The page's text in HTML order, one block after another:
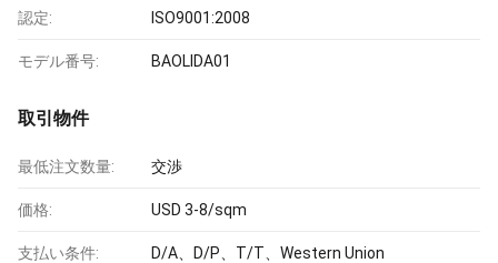
認定: ISO9001:2008
モデル番号: BAOLIDA01
取引物件
最低注文数量: 交渉
価格: USD 3-8/sqm
支払い条件: D/A、D/P、T/T、Western Union